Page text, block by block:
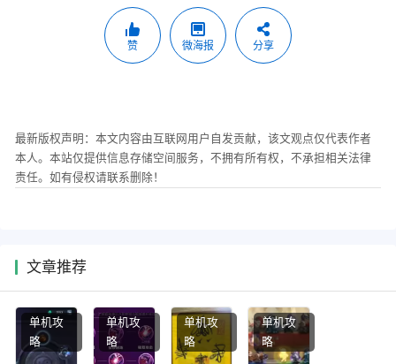
赞 微海报 分享
最新版权声明：本文内容由互联网用户自发贡献，该文观点仅代表作者
本人。本站仅提供信息存储空间服务，不拥有所有权，不承担相关法律
责任。如有侵权请联系删除！
文章推荐
单机攻
略
单机攻
略
单机攻
略
单机攻
略